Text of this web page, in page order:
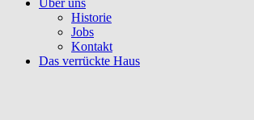
Über uns
Historie
Jobs
Kontakt
Das verrückte Haus